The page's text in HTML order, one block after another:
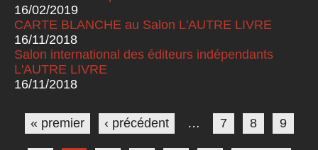
16/02/2019
CARTE BLANCHE au Salon L'AUTRE LIVRE
16/11/2018
Salon international des éditeurs indépendants
L'AUTRE LIVRE
16/11/2018
Pages
« premier ‹ précédent … 7 8 9